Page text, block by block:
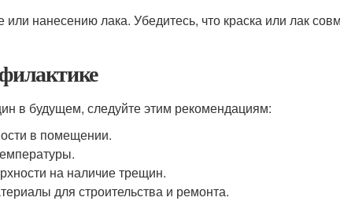
или нанесению лака. Убедитесь, что краска или лак
в будущем, следуйте этим рекомендациям:
в помещении.
на наличие трещин.
для строительства и ремонта.